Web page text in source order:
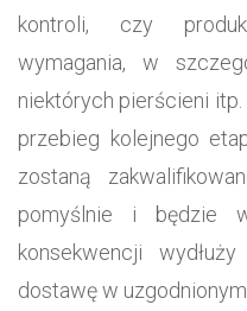
kontroli, czy
wymagania, w
niektórych pierścieni
przebieg kolejnego
zostaną
pomyślnie i będzie
konsekwencji
dostawę w